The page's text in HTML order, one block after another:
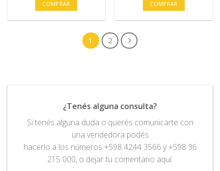
COMPRAR era:
U$S
1.560,00.
COMPRAR
1 2
¿Tenés alguna consulta?
Si tenés alguna duda o querés comunicarte con
una vendedora podés
hacerlo a los números +598 4244 3566 y +598 96
215 000, o dejar tu comentario aquí: